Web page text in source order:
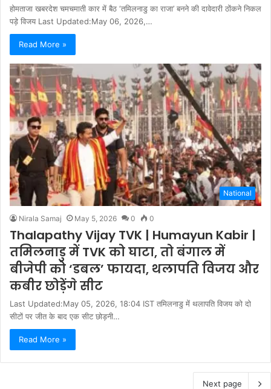
होमताजा खबरदेश चमचमाती कार में बैठ ‘तमिलनाडु का राजा’ बनने की दावेदारी ठोंकने निकल
पड़े विजय Last Updated:May 06, 2026,…
Read More »
National
Nirala Samaj May 5, 2026 0 0
Thalapathy Vijay TVK | Humayun Kabir |
तमिलनाडु में TVK को घाटा, तो बंगाल में
बीजेपी को ‘डबल’ फायदा, थलापति विजय और
कबीर छोड़ेंगे सीट
Last Updated:May 05, 2026, 18:04 IST तमिलनाडु में थलापति विजय को दो
सीटों पर जीत के बाद एक सीट छोड़नी…
Read More »
Next page